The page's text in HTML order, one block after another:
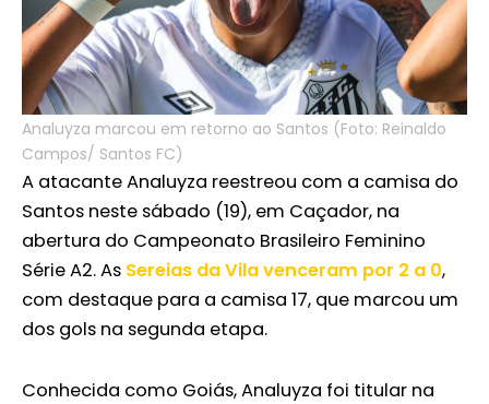
Analuyza marcou em retorno ao Santos (Foto: Reinaldo
Campos/ Santos FC)
A atacante Analuyza reestreou com a camisa do
Santos neste sábado (19), em Caçador, na
abertura do Campeonato Brasileiro Feminino
Série A2. As Sereias da Vila venceram por 2 a 0,
com destaque para a camisa 17, que marcou um
dos gols na segunda etapa.
Conhecida como Goiás, Analuyza foi titular na